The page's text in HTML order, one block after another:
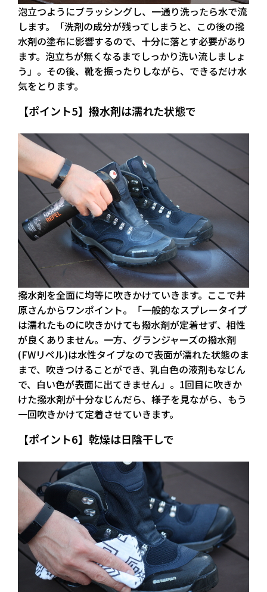
泡立つようにブラッシングし、一通り洗ったら水で流
します。「洗剤の成分が残ってしまうと、この後の撥
水剤の塗布に影響するので、十分に落とす必要があり
ます。泡立ちが無くなるまでしっかり洗い流しましょ
う」。その後、靴を振ったりしながら、できるだけ水
気をとります。
【ポイント5】撥水剤は濡れた状態で
撥水剤を全面に均等に吹きかけていきます。ここで井
原さんからワンポイント。「一般的なスプレータイプ
は濡れたものに吹きかけても撥水剤が定着せず、相性
が良くありません。一方、グランジャーズの撥水剤
(FWリペル)は水性タイプなので表面が濡れた状態のま
まで、吹きつけることができ、乳白色の液剤もなじん
で、白い色が表面に出てきません」。1回目に吹きか
けた撥水剤が十分なじんだら、様子を見ながら、もう
一回吹きかけて定着させていきます。
【ポイント6】乾燥は日陰干しで